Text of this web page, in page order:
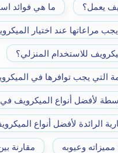
يعمل؟
ما هي فوائد
مراعاتها عند اختيار
للاستخدام المنزلي؟
التي يجب توافرها في
لأفضل أنواع الميكرويف
الرائدة لأفضل أنواع
وعيوبه
مقارنة